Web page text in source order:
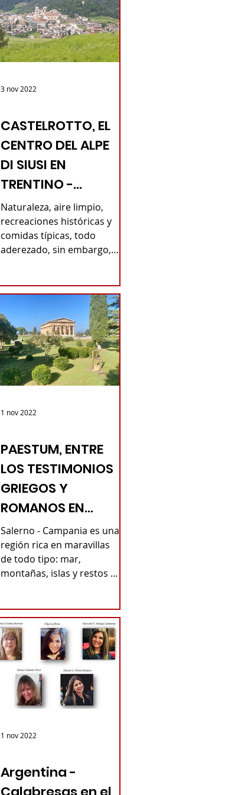
CASTELROTTO, EL
CENTRO DEL ALPE
DI SIUSI EN
TRENTINO -
PUEBLOS
ITALIANOS -
TURISMO DE
Naturaleza, aire limpio,
recreaciones históricas y
comidas típicas, todo
aderezado, sin embargo,
turista...
3 nov 2022
PAESTUM, ENTRE
LOS TESTIMONIOS
GRIEGOS Y
ROMANOS EN
CAMPAN -
PUEBLOS
ITALIANOS -
RAÍCES
Salerno - Campania es una
región rica en maravillas
de todo tipo: mar,
montañas, islas y restos de
1 nov 2022
Argentina -
1 nov 2022